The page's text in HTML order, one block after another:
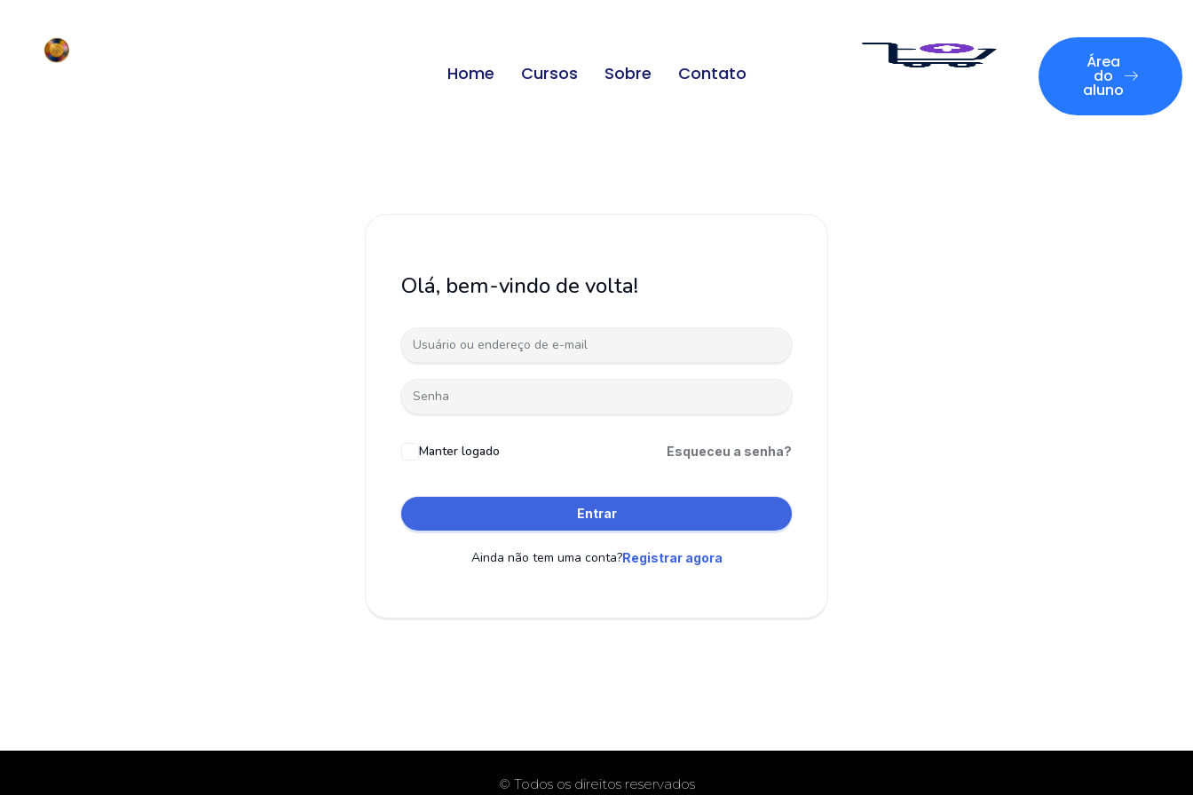
Home Cursos Sobre Contato Área
do
aluno
Olá, bem-vindo de volta!
Manter logado Esqueceu a senha?
Entrar
Ainda não tem uma conta?Registrar agora
© Todos os direitos reservados